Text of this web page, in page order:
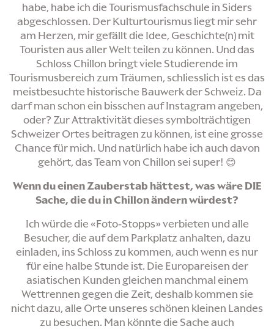
habe, habe ich die Tourismusfachschule in Siders
abgeschlossen. Der Kulturtourismus liegt mir sehr
am Herzen, mir gefällt die Idee, Geschichte(n) mit
Touristen aus aller Welt teilen zu können. Und das
Schloss Chillon bringt viele Studierende im
Tourismusbereich zum Träumen, schliesslich ist es das
meistbesuchte historische Bauwerk der Schweiz. Da
darf man schon ein bisschen auf Instagram angeben,
oder? Zur Attraktivität dieses symbolträchtigen
Schweizer Ortes beitragen zu können, ist eine grosse
Chance für mich. Und natürlich habe ich auch davon
gehört, das Team von Chillon sei super! 😊
Wenn du einen Zauberstab hättest, was wäre DIE
Sache, die du in Chillon ändern würdest?
Ich würde die «Foto-Stopps» verbieten und alle
Besucher, die auf dem Parkplatz anhalten, dazu
einladen, ins Schloss zu kommen, auch wenn es nur
für eine halbe Stunde ist. Die Europareisen der
asiatischen Kunden gleichen manchmal einem
Wettrennen gegen die Zeit, deshalb kommen sie
nicht dazu, alle Orte unseres schönen kleinen Landes
zu besuchen. Man könnte die Sache auch